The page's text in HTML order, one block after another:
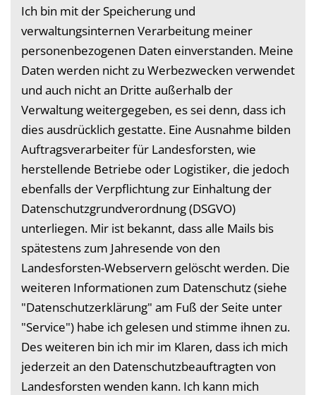
Ich bin mit der Speicherung und
verwaltungsinternen Verarbeitung meiner
personenbezogenen Daten einverstanden. Meine
Daten werden nicht zu Werbezwecken verwendet
und auch nicht an Dritte außerhalb der
Verwaltung weitergegeben, es sei denn, dass ich
dies ausdrücklich gestatte. Eine Ausnahme bilden
Auftragsverarbeiter für Landesforsten, wie
herstellende Betriebe oder Logistiker, die jedoch
ebenfalls der Verpflichtung zur Einhaltung der
Datenschutzgrundverordnung (DSGVO)
unterliegen. Mir ist bekannt, dass alle Mails bis
spätestens zum Jahresende von den
Landesforsten-Webservern gelöscht werden. Die
weiteren Informationen zum Datenschutz (siehe
"Datenschutzerklärung" am Fuß der Seite unter
"Service") habe ich gelesen und stimme ihnen zu.
Des weiteren bin ich mir im Klaren, dass ich mich
jederzeit an den Datenschutzbeauftragten von
Landesforsten wenden kann. Ich kann mich